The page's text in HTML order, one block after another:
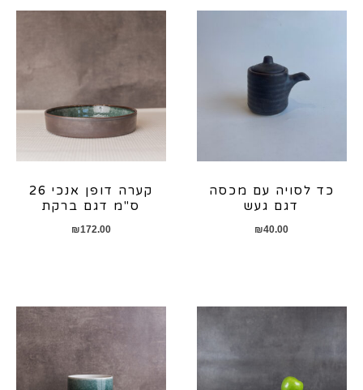
כד לסויה עם מכסה
דגם געש
₪40.00
קערה דופן אנכי 26
ס"מ דגם ברקת
₪172.00